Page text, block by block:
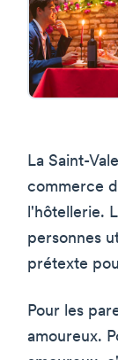
La Saint-
commerce
l'hôtellerie.
personnes
prétexte
Pour les
amoureux.